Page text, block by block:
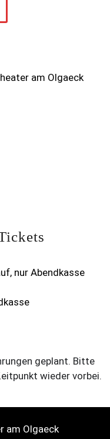
am Olgaeck
nur Abendkasse
geplant. Bitte
wieder vorbei.
am Olgaeck